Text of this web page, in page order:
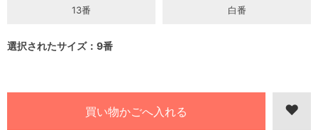
13番 白番
選択されたサイズ：9番